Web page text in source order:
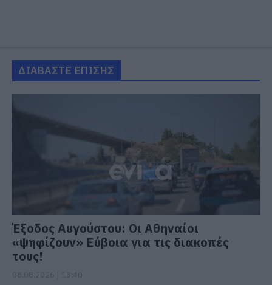
ΔΙΑΒΑΣΤΕ ΕΠΙΣΗΣ
Έξοδος Αυγούστου: Οι Αθηναίοι
«ψηφίζουν» Εύβοια για τις διακοπές
τους!